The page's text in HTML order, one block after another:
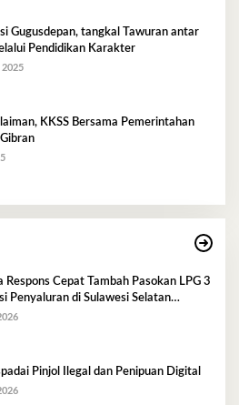
Gugusdepan, tangkal Tawuran antar
Pendidikan Karakter
KKSS Bersama Pemerintahan
Respons Cepat Tambah Pasokan LPG 3
Penyaluran di Sulawesi Selatan
Kondusif
Pinjol Ilegal dan Penipuan Digital